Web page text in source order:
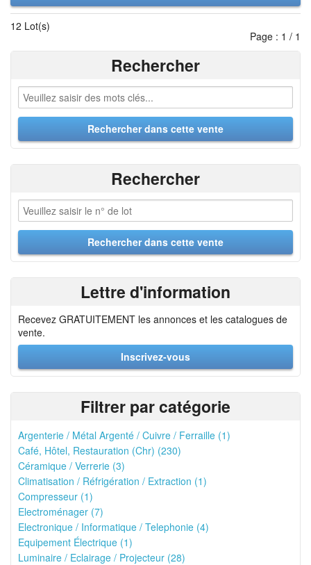
12 Lot(s)
Page : 1 / 1
Rechercher
Rechercher
Lettre d'information
Recevez GRATUITEMENT les annonces et les catalogues de
vente.
Inscrivez-vous
Filtrer par catégorie
Argenterie / Métal Argenté / Cuivre / Ferraille (1)
Café, Hôtel, Restauration (Chr) (230)
Céramique / Verrerie (3)
Climatisation / Réfrigération / Extraction (1)
Compresseur (1)
Electroménager (7)
Electronique / Informatique / Telephonie (4)
Equipement Électrique (1)
Luminaire / Eclairage / Projecteur (28)